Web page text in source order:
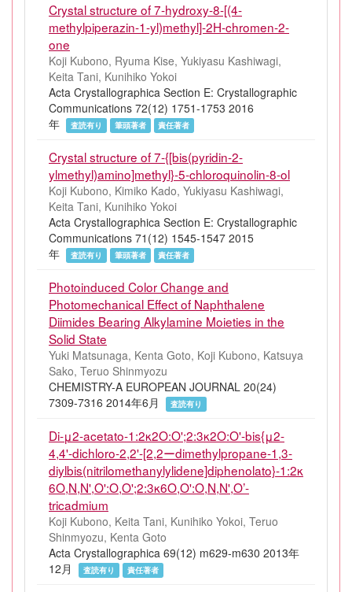
Crystal structure of 7-hydroxy-8-[(4-
methylpiperazin-1-yl)methyl]-2H-chromen-2-
one
Koji Kubono, Ryuma Kise, Yukiyasu Kashiwagi,
Keita Tani, Kunihiko Yokoi
Acta Crystallographica Section E: Crystallographic
Communications 72(12) 1751-1753 2016
年
査読有り 筆頭著者 責任著者
Crystal structure of 7-{[bis(pyridin-2-
ylmethyl)amino]methyl}-5-chloroquinolin-8-ol
Koji Kubono, Kimiko Kado, Yukiyasu Kashiwagi,
Keita Tani, Kunihiko Yokoi
Acta Crystallographica Section E: Crystallographic
Communications 71(12) 1545-1547 2015
年
査読有り 筆頭著者 責任著者
Photoinduced Color Change and
Photomechanical Effect of Naphthalene
Diimides Bearing Alkylamine Moieties in the
Solid State
Yuki Matsunaga, Kenta Goto, Koji Kubono, Katsuya
Sako, Teruo Shinmyozu
CHEMISTRY-A EUROPEAN JOURNAL 20(24)
7309-7316 2014年6月
査読有り
Di-μ2-acetato-1:2κ2O:O';2:3κ2O:O'-bis{μ2-
4,4'-dichloro-2,2'-[2,2ーdimethylpropane-1,3-
diylbis(nitrilomethanylylidene]diphenolato}-1:2κ
6O,N,N',O':O,O';2:3κ6O,O':O,N,N',O’-
tricadmium
Koji Kubono, Keita Tani, Kunihiko Yokoi, Teruo
Shinmyozu, Kenta Goto
Acta Crystallographica 69(12) m629-m630 2013年
12月
査読有り 責任著者